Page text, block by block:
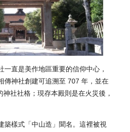
一直是美作地區重要的信仰中心，
傳神社創建可追溯至 707 年，並在
社社格；現存本殿則是在火災後，
築樣式「中山造」聞名。這裡被視